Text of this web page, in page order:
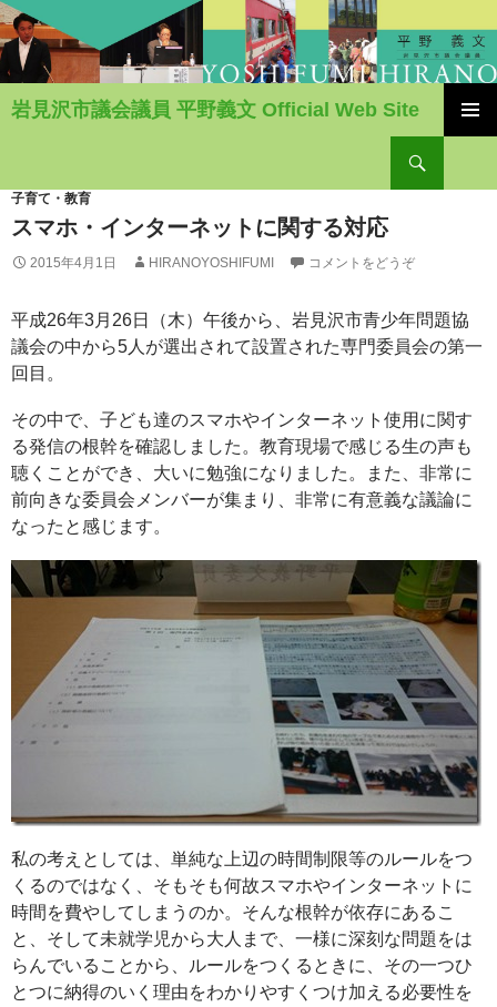
岩見沢市議会議員 平野義文 Official Web Site
ン
ツ
移
子育て・教育
スマホ・インターネットに関する対応
2015年4月1日 HIRANOYOSHIFUMI コメントをどうぞ
平成26年3月26日（木）午後から、岩見沢市青少年問題協
議会の中から5人が選出されて設置された専門委員会の第一
回目。
その中で、子ども達のスマホやインターネット使用に関す
る発信の根幹を確認しました。教育現場で感じる生の声も
聴くことができ、大いに勉強になりました。また、非常に
前向きな委員会メンバーが集まり、非常に有意義な議論に
なったと感じます。
私の考えとしては、単純な上辺の時間制限等のルールをつ
くるのではなく、そもそも何故スマホやインターネットに
時間を費やしてしまうのか。そんな根幹が依存にあるこ
と、そして未就学児から大人まで、一様に深刻な問題をは
らんでいることから、ルールをつくるときに、その一つひ
とつに納得のいく理由をわかりやすくつけ加える必要性を